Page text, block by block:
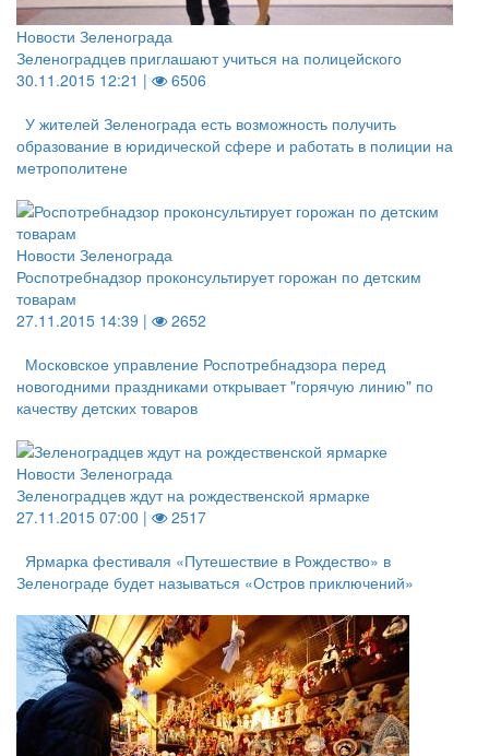
Новости Зеленограда
Зеленоградцев приглашают учиться на полицейского
30.11.2015 12:21 |
6506
У жителей Зеленограда есть возможность получить
образование в юридической сфере и работать в полиции на
метрополитене
Новости Зеленограда
Роспотребнадзор проконсультирует горожан по детским
товарам
27.11.2015 14:39 |
2652
Московское управление Роспотребнадзора перед
новогодними праздниками открывает "горячую линию" по
качеству детских товаров
Новости Зеленограда
Зеленоградцев ждут на рождественской ярмарке
27.11.2015 07:00 |
2517
Ярмарка фестиваля «Путешествие в Рождество» в
Зеленограде будет называться «Остров приключений»